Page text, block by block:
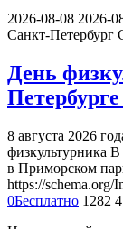
2026-08-08 2026-
Санкт-Петербург
День
8 августа 2026
физкультурника В
в Приморском
https://schema.org/
0Бесплатно 1282 4